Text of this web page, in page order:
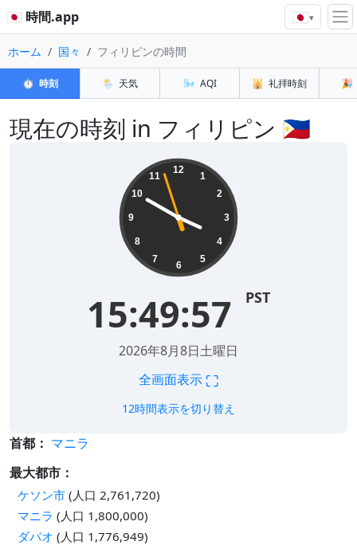
🇯🇵 時間.app 🇯🇵▾
ホーム 国々 フィリピンの時間
⏱️ 時刻 🌦️ 天気 🌬️ AQI 🕌 礼拝時刻 🎉
現在の時刻 in フィリピン 🇵🇭
12
1
2
3
4
5
6
7
8
9
10
11
15:49:58 PST
2026年8月8日土曜日
全画面表示 ⛶
12時間表示を切り替え
首都： マニラ
最大都市：
ケソン市 (人口 2,761,720)
マニラ (人口 1,800,000)
ダバオ (人口 1,776,949)